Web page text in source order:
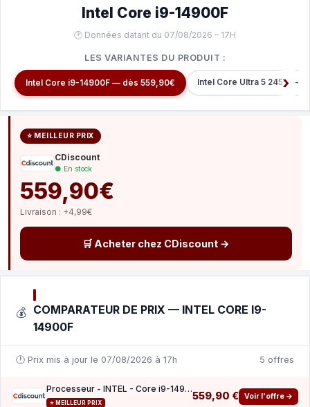
Intel Core i9-14900F
🕐 Données datant du 07/08/2026 – 17H
LES VARIANTES DU PRODUIT :
Intel Core i9-14900F — dès 559,90€ Intel Core Ultra 5 245K —
⭐ MEILLEUR PRIX
CDiscount
● En stock
559,90€
Livraison : +4,99€
🛒 Acheter chez CDiscount →
💰 COMPARATEUR DE PRIX — INTEL CORE I9-
14900F
🕐 Prix mis à jour le 07/08/2026 à 17h 5 offres
Processeur - INTEL - Core i9-14900F - 5.8GHz - 36MB - LGA1700 Socket
⭐ MEILLEUR PRIX
559,90 € Voir l'offre →